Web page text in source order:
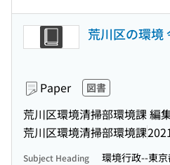
荒川区の環境
Paper 図書
荒川区環境清掃部環境課 編
荒川区環境清掃部環境課
Subject Heading 環境行政--東